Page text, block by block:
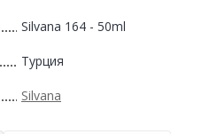
Silvana 164 - 50ml
Турция
Silvana